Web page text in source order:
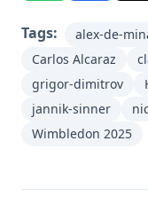
Tags: alex-de-
Carlos Alcaraz
grigor-dimitrov
jannik-sinner
Wimbledon 2025